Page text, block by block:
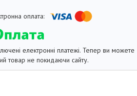
електронні платежі. Тепер ви можете
товар не покидаючи сайту.